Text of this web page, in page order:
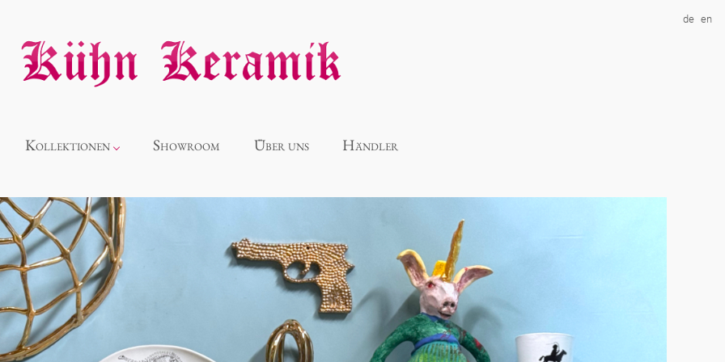
de en
Kollektionen
Neuheiten
Alice
Panthéon
Showroom Über uns Händler